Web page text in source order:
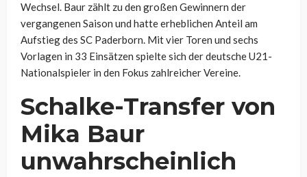
Wechsel. Baur zählt zu den großen Gewinnern der
vergangenen Saison und hatte erheblichen Anteil am
Aufstieg des SC Paderborn. Mit vier Toren und sechs
Vorlagen in 33 Einsätzen spielte sich der deutsche U21-
Nationalspieler in den Fokus zahlreicher Vereine.
Schalke-Transfer von
Mika Baur
unwahrscheinlich